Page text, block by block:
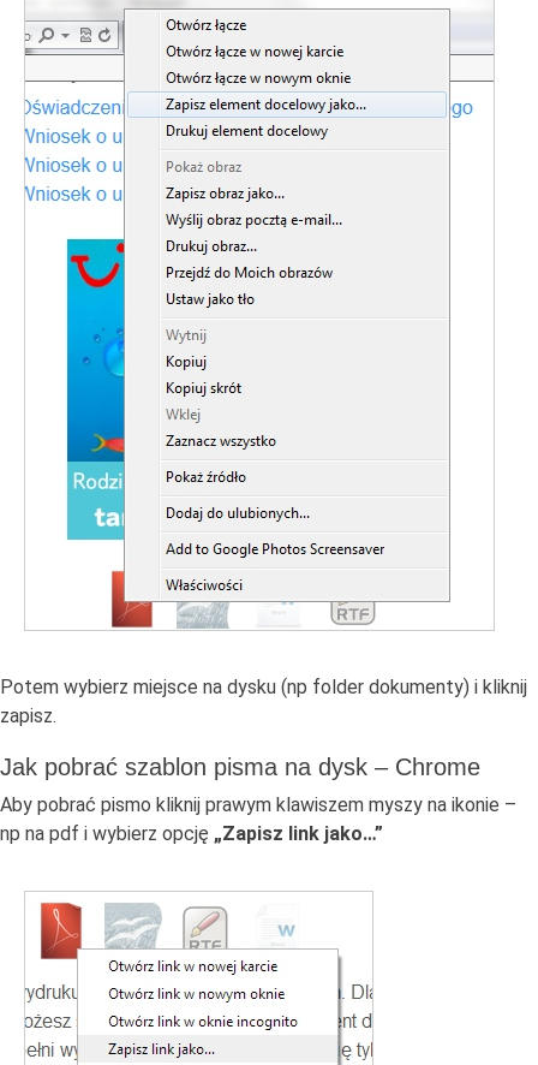
Potem wybierz miejsce na dysku (np folder dokumenty) i kliknij
zapisz.
Jak pobrać szablon pisma na dysk – Chrome
Aby pobrać pismo kliknij prawym klawiszem myszy na ikonie –
np na pdf i wybierz opcję „Zapisz link jako…”